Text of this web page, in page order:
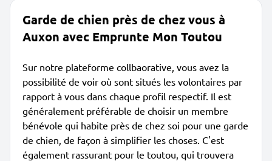
Garde de chien près de chez vous à
Auxon avec Emprunte Mon Toutou
Sur notre plateforme collbaorative, vous avez la
possibilité de voir où sont situés les volontaires par
rapport à vous dans chaque profil respectif. Il est
généralement préférable de choisir un membre
bénévole qui habite près de chez soi pour une garde
de chien, de façon à simplifier les choses. C'est
également rassurant pour le toutou, qui trouvera